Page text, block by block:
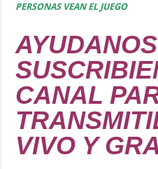
PERSONAS VEAN EL JUEGO
AYUDANOS
CANAL
VIVO Y